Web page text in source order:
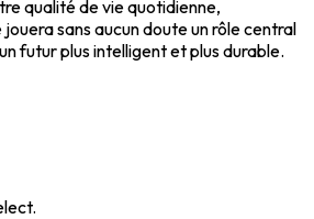
qualité de vie quotidienne,
sans aucun doute un rôle central
futur plus intelligent et plus durable.